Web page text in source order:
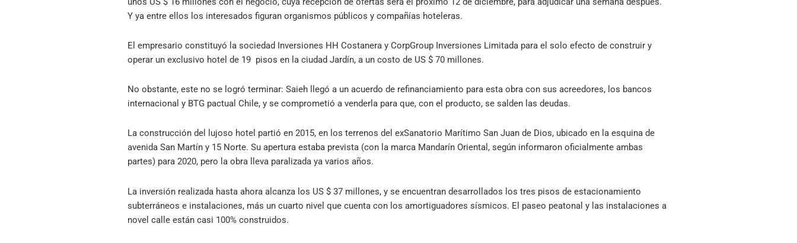
Y ya entre ellos los interesados figuran organismos públicos y compañías hoteleras.
El empresario constituyó la sociedad Inversiones HH Costanera y CorpGroup Inversiones Limitada para el solo efecto de construir y
operar un exclusivo hotel de 19 pisos en la ciudad Jardín, a un costo de US $ 70 millones.
No obstante, este no se logró terminar: Saieh llegó a un acuerdo de refinanciamiento para esta obra con sus acreedores, los bancos
internacional y BTG pactual Chile, y se comprometió a venderla para que, con el producto, se salden las deudas.
La construcción del lujoso hotel partió en 2015, en los terrenos del exSanatorio Marítimo San Juan de Dios, ubicado en la esquina de
avenida San Martín y 15 Norte. Su apertura estaba prevista (con la marca Mandarín Oriental, según informaron oficialmente ambas
partes) para 2020, pero la obra lleva paralizada ya varios años.
La inversión realizada hasta ahora alcanza los US $ 37 millones, y se encuentran desarrollados los tres pisos de estacionamiento
subterráneos e instalaciones, más un cuarto nivel que cuenta con los amortiguadores sísmicos. El paseo peatonal y las instalaciones a
novel calle están casi 100% construidos.